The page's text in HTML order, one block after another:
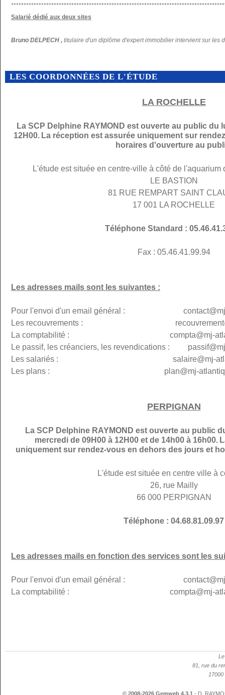
Salarié dédié aux deux sites
Bruno DELPECH , titulaire d'un diplôme d'expert immobilier intervient sur les
LES COORDONNÉES DE L'ÉTUDE
LA ROCHELLE
La SCP Delphine RAYMOND est ouverte au public du
12H00. La réception est assurée uniquement sur
horaires d'ouverture au
L'étude est située en centre-ville à côté de l'aquarium
LE BASTION
81 RUE REMPART SAINT
17 001 LA ROCHELLE
Téléphone Standard :
Fax : 05.46.41.99.94
Les adresses mails sont les suivantes :
Pour l'envoi d'un email général : contact@mj-
Les recouvrements :
La comptabilité : compta@mj-
Le passif, les créanciers, les revendications : passif@
Les salariés : salaire@mj-
Les plans :
plan@mj-
PERPIGNAN
La SCP Delphine RAYMOND est ouverte au public
mercredi de 09H00 à 12H00 et de 14h00 à 16h00.
uniquement sur rendez-vous en dehors des jours et
L'étude est située en centre ville à
26, rue Mailly
66 000 PERPIGNAN
Téléphone : 04.68.81.09.97
Les adresses mails en fonction des services sont les
Pour l'envoi d'un email général : contact@mj-
La comptabilité : compta@mj-
81, rue du
17000
© 2008-2026 Gemweb 4.3.1 - D.